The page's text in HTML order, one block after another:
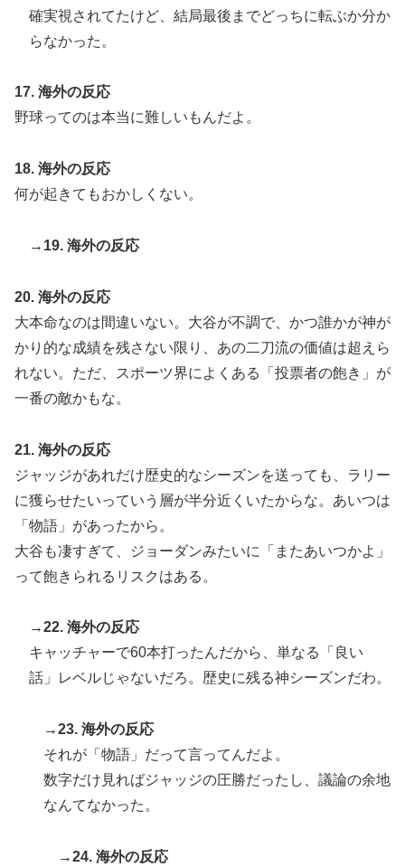
確実視されてたけど、結局最後までどっちに転ぶか分か
らなかった。
17. 海外の反応
野球ってのは本当に難しいもんだよ。
18. 海外の反応
何が起きてもおかしくない。
→19. 海外の反応
20. 海外の反応
大本命なのは間違いない。大谷が不調で、かつ誰かが神が
かり的な成績を残さない限り、あの二刀流の価値は超えら
れない。ただ、スポーツ界によくある「投票者の飽き」が
一番の敵かもな。
21. 海外の反応
ジャッジがあれだけ歴史的なシーズンを送っても、ラリー
に獲らせたいっていう層が半分近くいたからな。あいつは
「物語」があったから。
大谷も凄すぎて、ジョーダンみたいに「またあいつかよ」
って飽きられるリスクはある。
→22. 海外の反応
キャッチャーで60本打ったんだから、単なる「良い
話」レベルじゃないだろ。歴史に残る神シーズンだわ。
→23. 海外の反応
それが「物語」だって言ってんだよ。
数字だけ見ればジャッジの圧勝だったし、議論の余地
なんてなかった。
→24. 海外の反応